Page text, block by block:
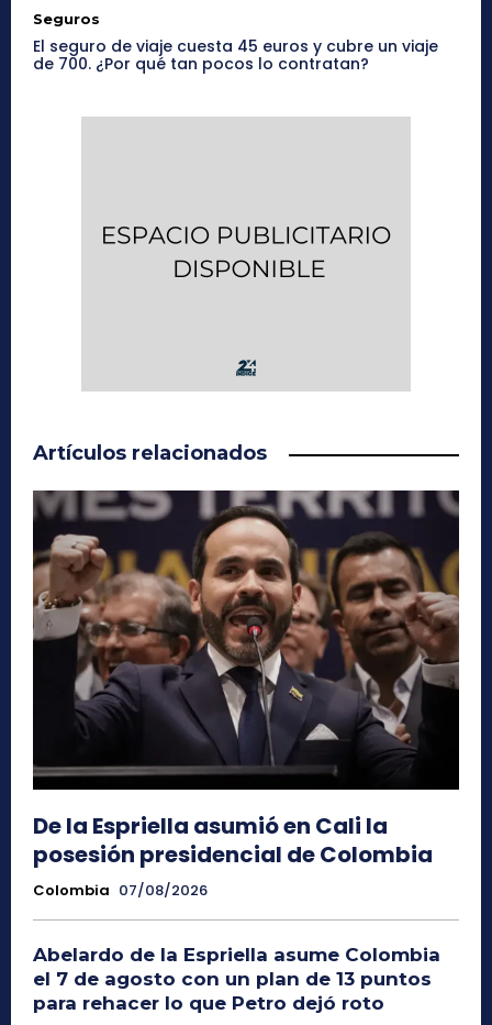
Seguros
El seguro de viaje cuesta 45 euros y cubre un viaje
de 700. ¿Por qué tan pocos lo contratan?
Artículos relacionados
De la Espriella asumió en Cali la
posesión presidencial de Colombia
Colombia 07/08/2026
Abelardo de la Espriella asume Colombia
el 7 de agosto con un plan de 13 puntos
para rehacer lo que Petro dejó roto